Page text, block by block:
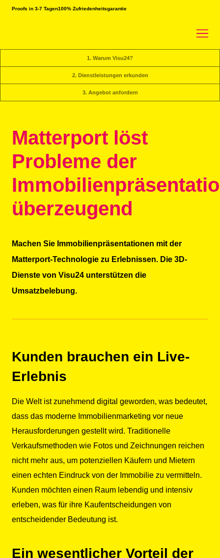
Proofs in 3-7 Tagen100% Zufriedenheitsgarantie
1. Warum Visu24?
2. Dienstleistungen erkunden
3. Angebot anfordern
Matterport löst
Probleme der
überzeugend
Machen Sie Immobilienpräsentationen mit der
Matterport-Technologie zu Erlebnissen. Die 3D-
Dienste von Visu24 unterstützen die
Umsatzbelebung.
Kunden brauchen ein Live-
Erlebnis
Die Welt ist zunehmend digital geworden, was bedeutet,
dass das moderne Immobilienmarketing vor neue
Herausforderungen gestellt wird. Traditionelle
Verkaufsmethoden wie Fotos und Zeichnungen reichen
nicht mehr aus, um potenziellen Käufern und Mietern
einen echten Eindruck von der Immobilie zu vermitteln.
Kunden möchten einen Raum lebendig und intensiv
erleben, was für ihre Kaufentscheidungen von
entscheidender Bedeutung ist.
Ein wesentlicher Vorteil der